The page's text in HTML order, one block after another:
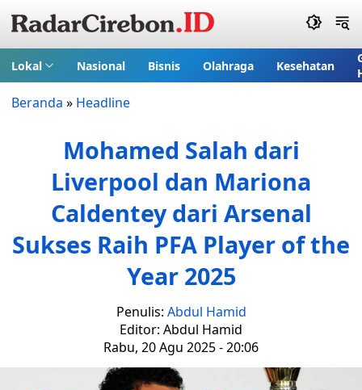
Lokal Nasional Bisnis Olahraga Kesehatan
Beranda » Headline
Mohamed Salah dari
Liverpool dan Mariona
Caldentey dari Arsenal
Sukses Raih PFA Player of the
Year 2025
Penulis: Abdul Hamid
Editor: Abdul Hamid
Rabu, 20 Agu 2025 - 20:06